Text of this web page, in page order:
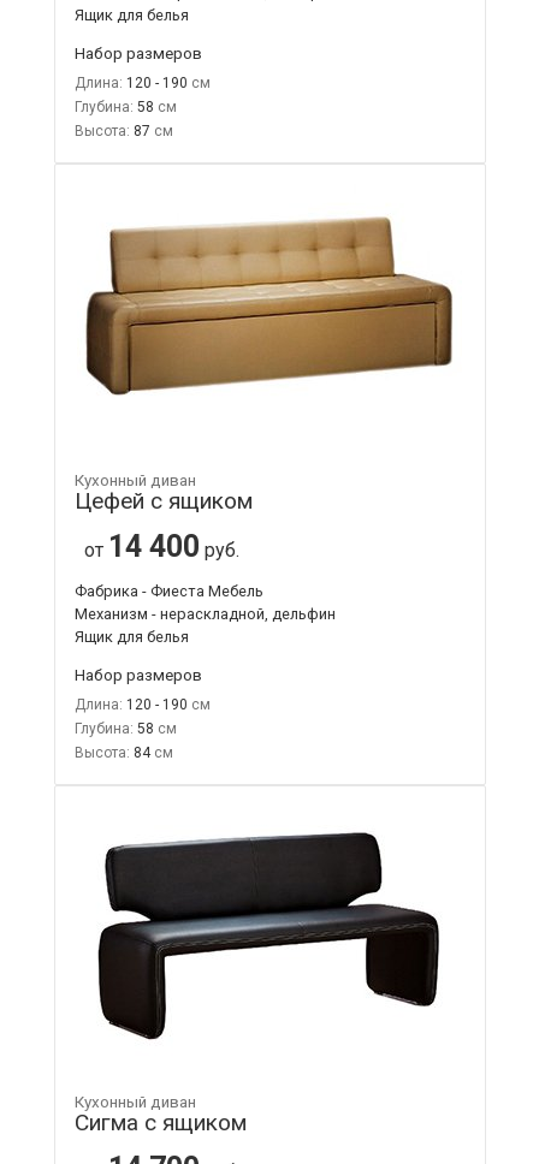
Ящик для белья
Набор размеров
Длина: 120 - 190
Глубина: 58
Высота: 87
Кухонный диван
Цефей с ящиком
от 14 400 руб.
Фабрика - Фиеста Мебель
Механизм - нераскладной, дельфин
Ящик для белья
Набор размеров
Длина: 120 - 190
Глубина: 58
Высота: 84
Кухонный диван
Сигма с ящиком